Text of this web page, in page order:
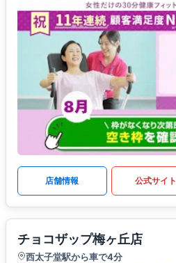
店舗情報 公式サイト
チョコザップ梅ヶ丘店
西太子堂駅から車で4分